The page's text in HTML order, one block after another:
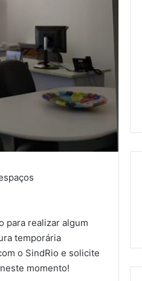
para realizar algum
temporária
o SindRio e solicite
momento!